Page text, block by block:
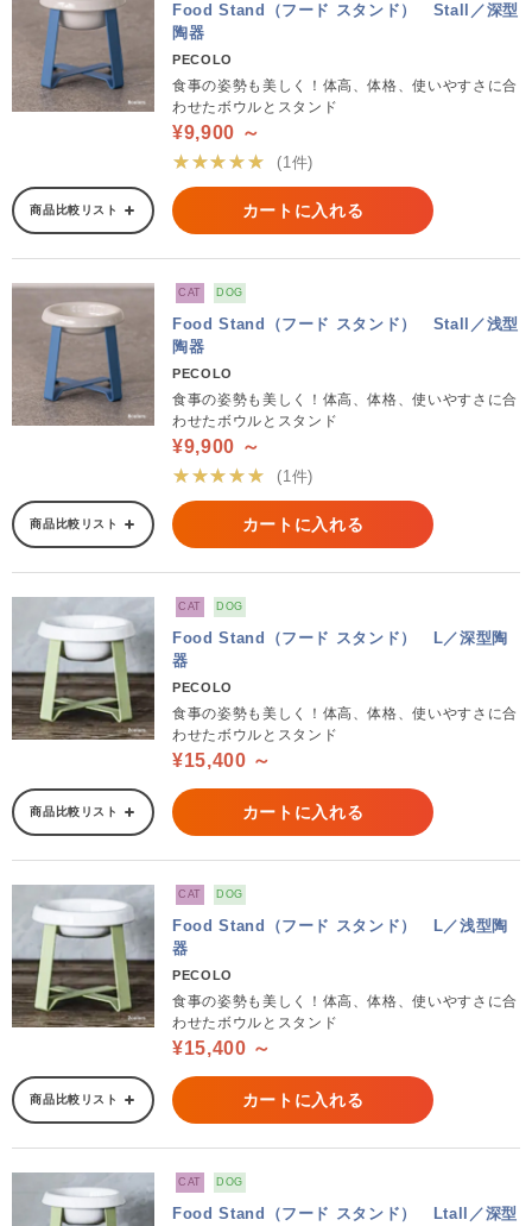
Food Stand（フード スタンド） Stall／深型
陶器
PECOLO
食事の姿勢も美しく！体高、体格、使いやすさに合
わせたボウルとスタンド
¥9,900 ～
★★★★★
(1件)
商品比較リスト カートに入れる
CAT DOG
Food Stand（フード スタンド） Stall／浅型
陶器
PECOLO
食事の姿勢も美しく！体高、体格、使いやすさに合
わせたボウルとスタンド
¥9,900 ～
★★★★★
(1件)
商品比較リスト カートに入れる
CAT DOG
Food Stand（フード スタンド） L／深型陶
器
PECOLO
食事の姿勢も美しく！体高、体格、使いやすさに合
わせたボウルとスタンド
¥15,400 ～
商品比較リスト カートに入れる
CAT DOG
Food Stand（フード スタンド） L／浅型陶
器
PECOLO
食事の姿勢も美しく！体高、体格、使いやすさに合
わせたボウルとスタンド
¥15,400 ～
商品比較リスト カートに入れる
CAT DOG
Food Stand（フード スタンド） Ltall／深型